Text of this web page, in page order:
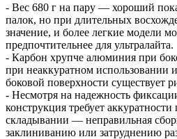
- Вес 680 г на пару — хороший
палок, но при длительных
значение, и более легкие модели
предпочтительнее для ультралайта.
- Карбон хрупче алюминия при
при неаккуратном использовании
боковой поверхности существует
- Несмотря на надежность
конструкция требует
складывании — неправильная
заклиниванию или затруднению